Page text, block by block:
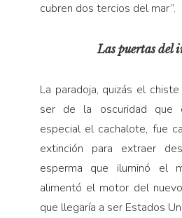
cubren dos tercios del mar”.
Las puertas del
La paradoja, quizás el
ser de la oscuridad que
especial el cachalote, fue
extinción para extraer
esperma que iluminó el
alimentó el motor del
que llegaría a ser Estados